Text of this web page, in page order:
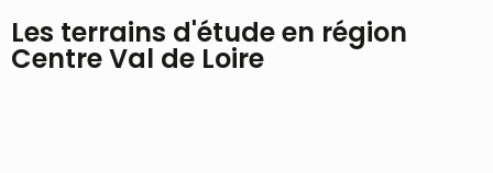
Les terrains d'étude en région
Centre Val de Loire